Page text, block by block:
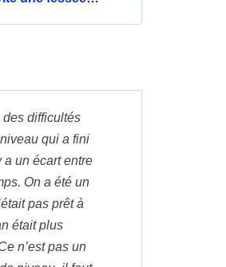
des difficultés
qui a fini
a un écart entre
On a été un
pas prêt à
était plus
n’est pas un